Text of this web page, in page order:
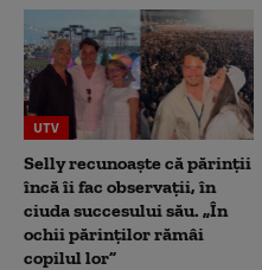
UTV
Selly recunoaște că părinții
încă îi fac observații, în
ciuda succesului său. „În
ochii părinților rămâi
copilul lor”